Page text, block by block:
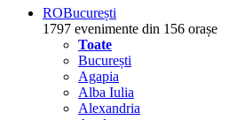
ROBucurești
1797 evenimente din 156 orașe
Toate
București
Agapia
Alba Iulia
Alexandria